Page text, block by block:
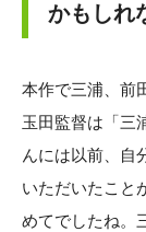
かもしれ
本作で三浦、前
玉田監督は「三
んには以前、自
いただいたこと
めてでしたね。